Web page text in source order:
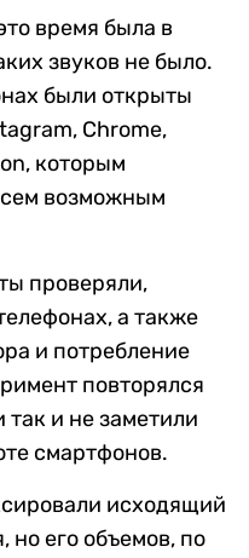
время была в
звуков не было.
были открыты
Chrome,
которым
возможным
проверяли,
а также
и потребление
повторялся
так и не заметили
смартфонов.
исходящий
его объемов, по